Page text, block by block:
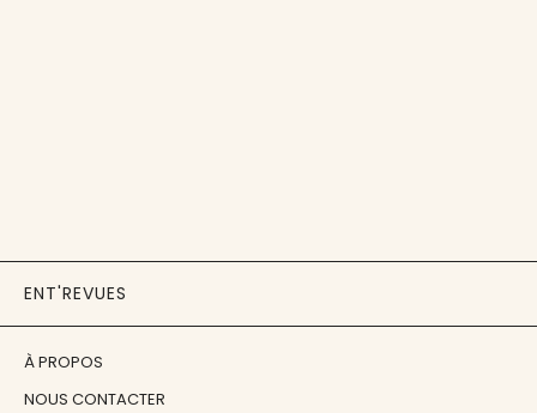
ENT'REVUES
À PROPOS
NOUS CONTACTER